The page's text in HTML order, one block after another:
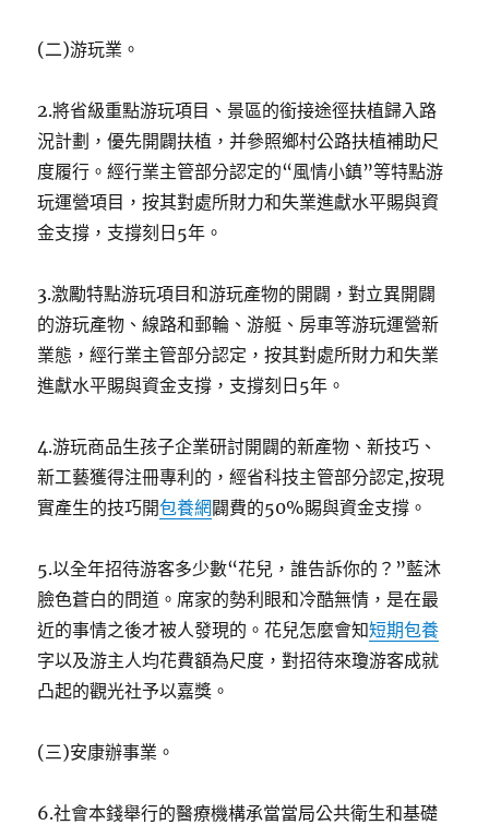
(二)游玩業。
2.將省級重點游玩項目、景區的銜接途徑扶植歸入路
況計劃，優先開闢扶植，并參照鄉村公路扶植補助尺
度履行。經行業主管部分認定的“風情小鎮”等特點游
玩運營項目，按其對處所財力和失業進獻水平賜與資
金支撐，支撐刻日5年。
3.激勵特點游玩項目和游玩產物的開闢，對立異開闢
的游玩產物、線路和郵輪、游艇、房車等游玩運營新
業態，經行業主管部分認定，按其對處所財力和失業
進獻水平賜與資金支撐，支撐刻日5年。
4.游玩商品生孩子企業研討開闢的新產物、新技巧、
新工藝獲得注冊專利的，經省科技主管部分認定,按現
實產生的技巧開包養網 闢費的50%賜與資金支撐。
5.以全年招待游客多少數“花兒，誰告訴你的？”藍沐
臉色蒼白的問道。席家的勢利眼和冷酷無情，是在最
近的事情之後才被人發現的。花兒怎麼會知短期包養
字以及游主人均花費額為尺度，對招待來瓊游客成就
凸起的觀光社予以嘉獎。
(三)安康辦事業。
6.社會本錢舉行的醫療機構承當當局公共衛生和基礎